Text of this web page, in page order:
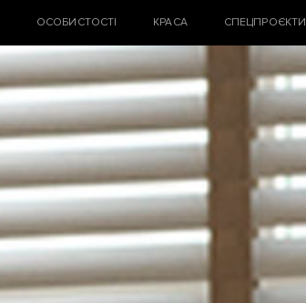
ОСОБИСТОСТІ КРАСА СПЕЦПРОЄКТИ